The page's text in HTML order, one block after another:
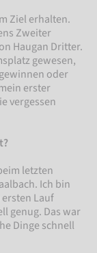
Ziel erhalten.
Zweiter
Haugan Dritter.
gewesen,
oder
erster
vergessen
letzten
Ich bin
Lauf
genug. Das war
Dinge schnell